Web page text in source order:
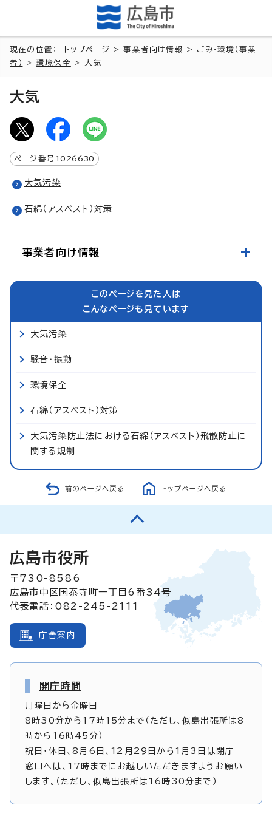
現在の位置： トップページ >事業者向け情報 > ごみ・環境（事業
者）
>環境保全 > 大気
大気
ページ番号 1026630
大気汚染
石綿（アスベスト）対策
事業者向け情報
このページを見た人は
こんなページも見ています
大気汚染
騒音・振動
環境保全
石綿（アスベスト）対策
大気汚染防止法における石綿（アスベスト）飛散防止に
関する規制
前のページへ戻る トップページへ戻る
広島市役所
〒730-8586
広島市中区国泰寺町一丁目6番34号
代表電話：082-245-2111
庁舎案内
開庁時間
月曜日から金曜日
8時30分から17時15分まで（ただし、似島出張所は8
時から16時45分）
祝日・休日、8月6日、12月29日から1月3日は閉庁
窓口へは、17時までにお越しいただきますようお願い
します。（ただし、似島出張所は16時30分まで）